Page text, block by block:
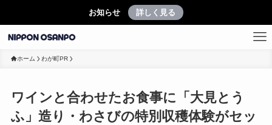
お知らせ 詳しく見る
ホーム わが町PR
ワインと合わせたお食事に「大見とう
ふ」造り・わさびの特別収穫体験がセッ